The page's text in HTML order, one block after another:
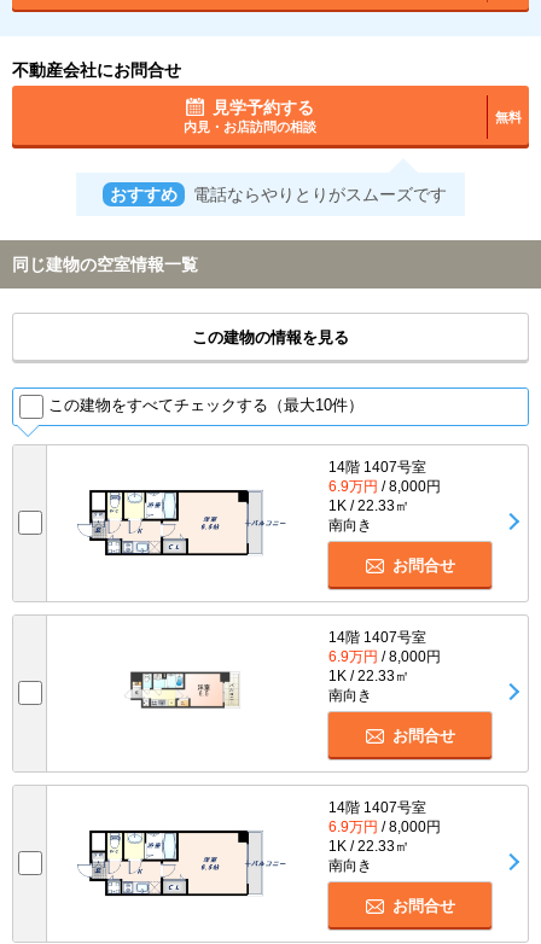
不動産会社にお問合せ
見学予約する
内見・お店訪問の相談
無料
おすすめ 電話ならやりとりがスムーズです
同じ建物の空室情報一覧
この建物の情報を見る
この建物をすべてチェックする（最大10件）
14階 1407号室
6.9万円 / 8,000円
1K / 22.33㎡
南向き
お問合せ
14階 1407号室
6.9万円 / 8,000円
1K / 22.33㎡
南向き
お問合せ
14階 1407号室
6.9万円 / 8,000円
1K / 22.33㎡
南向き
お問合せ